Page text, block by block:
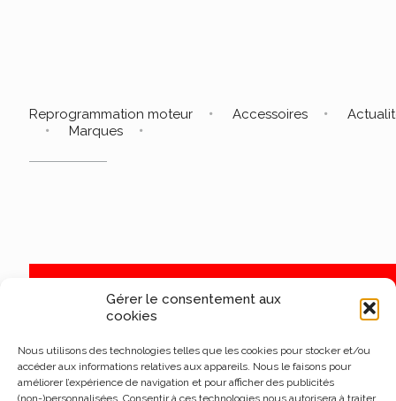
Gérer le consentement aux
cookies
Nous utilisons des technologies telles que les cookies pour stocker et/ou
accéder aux informations relatives aux appareils. Nous le faisons pour
améliorer l’expérience de navigation et pour afficher des publicités
(non-)personnalisées. Consentir à ces technologies nous autorisera à traiter
Reprogrammation moteur Accessoires
Marques